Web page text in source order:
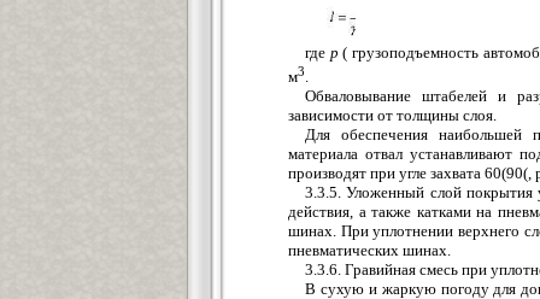
где р ( грузоподъемность
м3
Обваловывание штабелей и
зависимости от толщины слоя.
Для обеспечения наибольшей
материала отвал устанавливают
производят при угле захвата
3.3.5. Уложенный слой покрытия
действия, а также катками на
шинах. При уплотнении верхнего
пневматических шинах.
3.3.6. Гравийная смесь при
В сухую и жаркую погоду для